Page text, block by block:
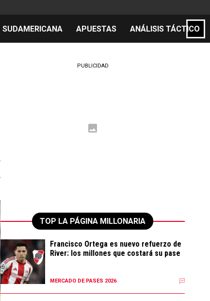
SUDAMERICANA APUESTAS ANÁLISIS TÁCTICO
PUBLICIDAD
TOP LA PÁGINA MILLONARIA
Francisco Ortega es nuevo refuerzo de
River: los millones que costará su pase
MERCADO DE PASES 2026